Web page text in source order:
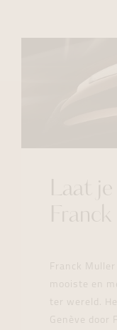
Laat
Franck
mooiste en
ter wereld.
Genève door